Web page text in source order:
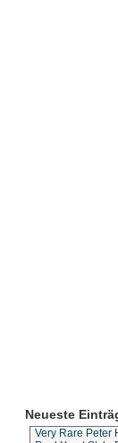
Neueste
Very Rare Peter